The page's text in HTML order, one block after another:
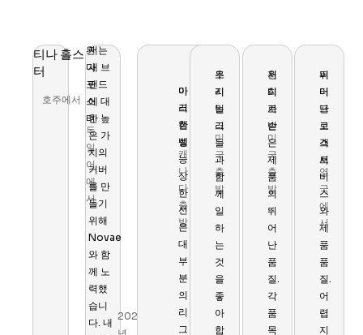
티나 홀스
터
호주에서
노
바
에
와
함
께
일
하
는
것
은
언
제
나
즐
겁
습
완
다
포
스
터
독
일
어
에
서
저는
새 브
랜드
에 대
한 높
은 가
치의
커버
를 만
들기
위해
Novae
와 함
께 노
력했
습니
다. 내
2024
마
크
캠
벨
캐
나
다
출
발
이
러
한
성
능
상
한
선
은
대
부
분
의
리
그
조
지
밀
러
미
국
출
발
우
리
는
그
들
과
함
께
일
하
는
것
을
좋
아
합
윈
디
로
슨
미
국
출
발
저
희
가
받
은
제
품
의
뛰
어
난
품
질.
각
품
목
피
터
프
로
스
트
영
국
에
서
뛰
어
난
고
객
서
비
스
와
제
품
품
질.
어
렵
지